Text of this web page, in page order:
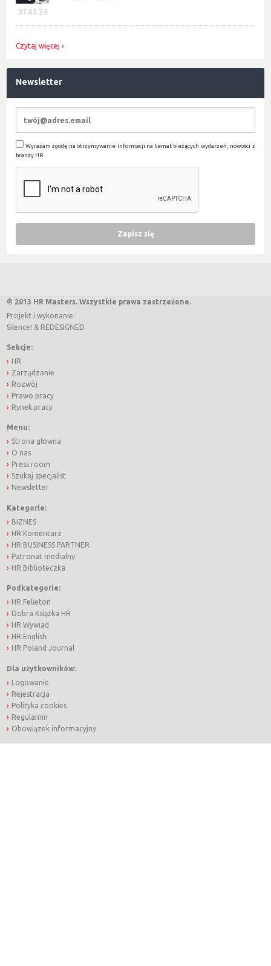
07.05.24
Czytaj więcej
Newsletter
Wyrażam zgodę na otrzymywanie informacji na temat bieżących wydarzeń, nowości z
branży HR
© 2013 HR Masters. Wszystkie prawa zastrzeżone.
Projekt i wykonanie:
Silence! & REDESIGNED
Sekcje:
HR
Zarządzanie
Rozwój
Prawo pracy
Rynek pracy
Menu:
Strona główna
O nas
Press room
Szukaj specjalist
Newsletter
Kategorie:
BIZNES
HR Komentarz
HR BUSINESS PARTNER
Patronat medialny
HR Biblioteczka
Podkategorie:
HR Felieton
Dobra Książka HR
HR Wywiad
HR English
HR Poland Journal
Dla użytkowników:
Logowanie
Rejestracja
Polityka cookies
Regulamin
Obowiązek informacyjny